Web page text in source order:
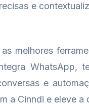
e
melhores
WhatsApp,
e
a Cinndi e eleve